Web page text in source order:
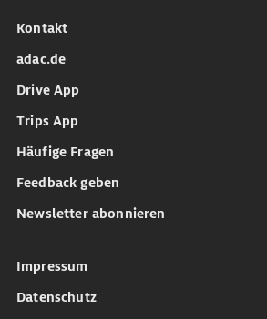
Kontakt
adac.de
Drive App
Trips App
Häufige Fragen
Feedback geben
Newsletter abonnieren
Impressum
Datenschutz